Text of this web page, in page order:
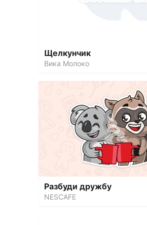
Щелкунчик
Вика Молоко
Разбуди дружбу
NESCAFE